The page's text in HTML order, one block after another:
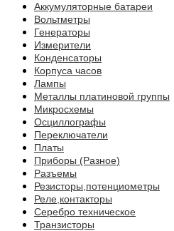
Аккумуляторные батареи
Вольтметры
Генераторы
Измерители
Конденсаторы
Корпуса часов
Лампы
Металлы платиновой группы
Микросхемы
Осциллографы
Переключатели
Платы
Приборы (Разное)
Разъемы
Резисторы,потенциометры
Реле,контакторы
Серебро техническое
Транзисторы